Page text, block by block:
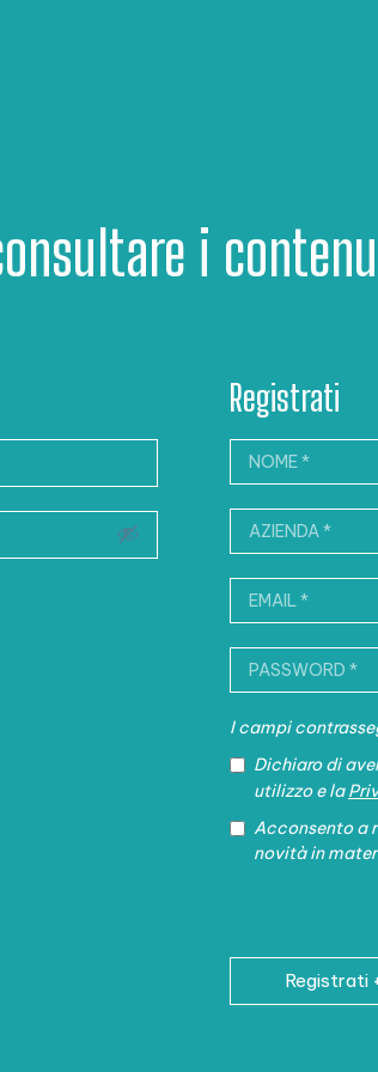
i
Registrati
I campi
Dichiaro di
utilizzo e la
Acconsento a
novità in
Registrati